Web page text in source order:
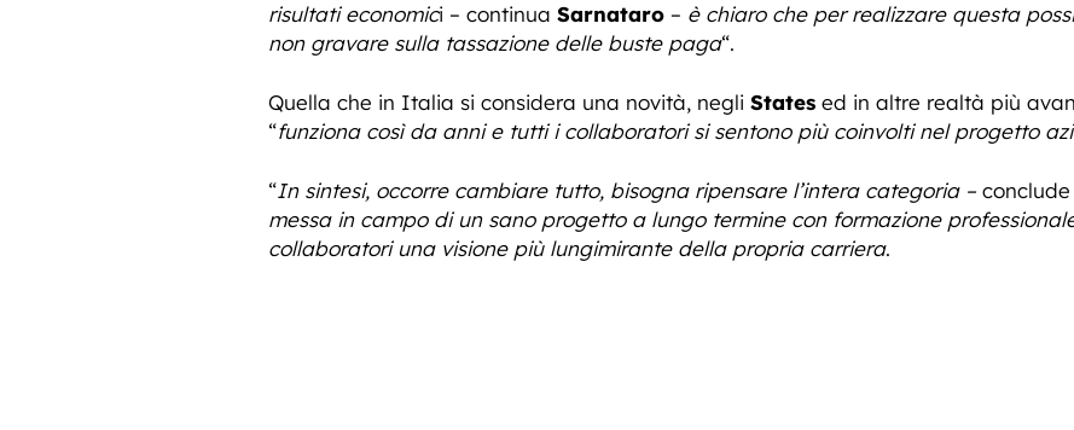
risultati economici – continua Sarnataro – è chiaro che per realizzare questa
non gravare sulla tassazione delle buste paga“.
Quella che in Italia si considera una novità, negli States ed in altre realtà più
“funziona così da anni e tutti i collaboratori si sentono più coinvolti nel progetto
“In sintesi, occorre cambiare tutto, bisogna ripensare l’intera categoria –
messa in campo di un sano progetto a lungo termine con formazione
collaboratori una visione più lungimirante della propria carriera.